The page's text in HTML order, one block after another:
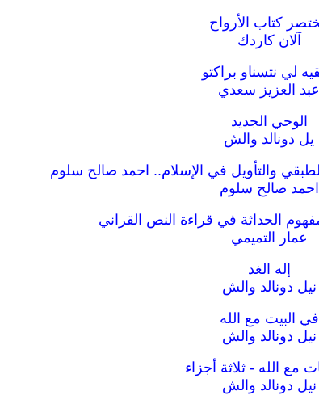
كتاب الأرواح
آلان كاردك
لي نتسناو براكتو
عبد العزيز سعدي
الوحي الجديد
يل دونالد والش
والتأويل في الإسلام.. احمد صالح سلوم
احمد صالح سلوم
الحداثة في قراءة النص القراني
عمار التميمي
إله الغد
نيل دونالد والش
في البيت مع الله
نيل دونالد والش
مع الله - ثلاثة أجزاء
نيل دونالد والش